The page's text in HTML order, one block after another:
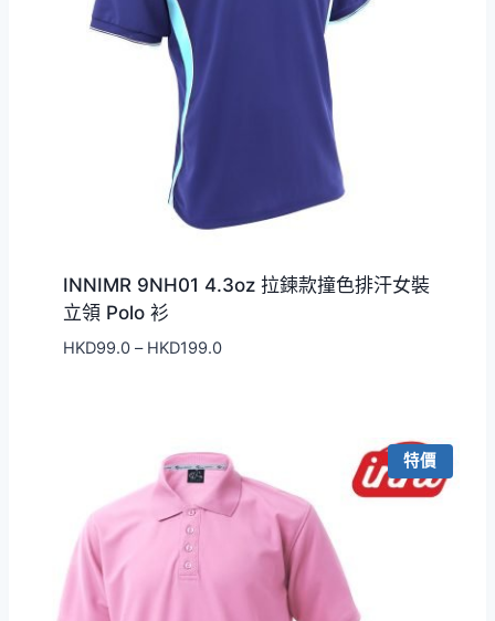
INNIMR 9NH01 4.3oz 拉鍊款撞色排汗女裝
立領 Polo 衫
HKD99.0 – HKD199.0價
HKD99.0
到
HKD199.0
特價